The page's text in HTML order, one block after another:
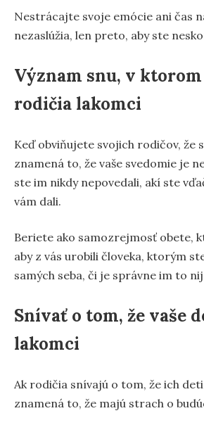
Nestrácajte svoje emócie ani čas
nezaslúžia, len preto, aby ste
Význam snu, v
rodičia lakomci
Keď obviňujete svojich rodičov, že
znamená to, že vaše svedomie je
ste im nikdy nepovedali, akí ste
vám dali.
Beriete ako samozrejmosť obete,
aby z vás urobili človeka, ktorým
samých seba, či je správne im to
Snívať o tom, že vaše
lakomci
Ak rodičia snívajú o tom, že ich
znamená to, že majú strach o